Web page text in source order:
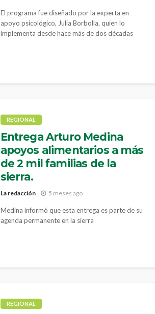
El programa fue diseñado por la experta en
apoyo psicológico, Julia Borbolla, quien lo
implementa desde hace más de dos décadas
REGIONAL
Entrega Arturo Medina
apoyos alimentarios a más
de 2 mil familias de la
sierra.
La redacción 5 meses ago
Medina informó que esta entrega es parte de su
agenda permanente en la sierra
REGIONAL